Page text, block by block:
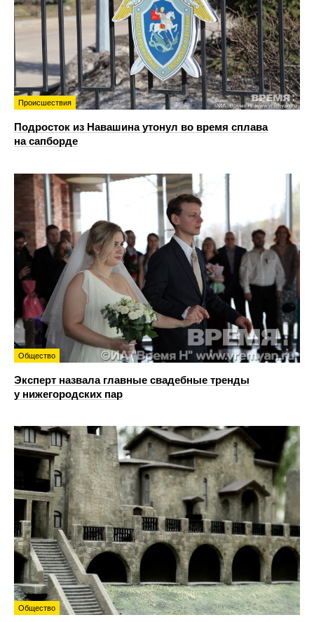
Происшествия
Подросток из Навашина утонул во время сплава
на сапборде
Общество
Эксперт назвала главные свадебные тренды
у нижегородских пар
Общество